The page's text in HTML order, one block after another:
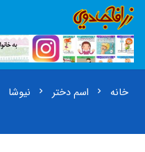
خانه chevron_right اسم دختر chevron_right نیوشا